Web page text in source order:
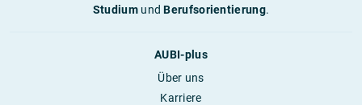
StudiumundBerufsorientierung.
AUBI-plus
Über uns
Karriere